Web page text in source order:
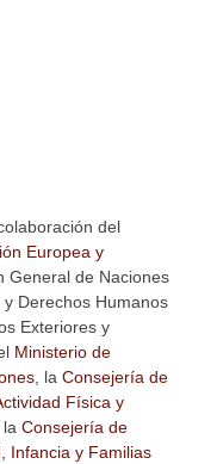
del
Europea y
General de Naciones
Derechos Humanos
Exteriores y
Ministerio de
, laConsejería de
Física y
Consejería de
Infancia y Familias